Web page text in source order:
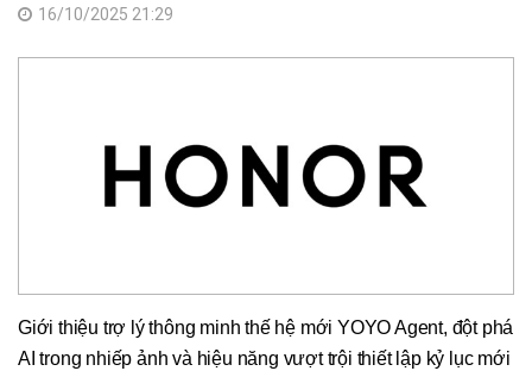
16/10/2025 21:29
Giới thiệu trợ lý thông minh thế hệ mới YOYO Agent, đột phá
AI trong nhiếp ảnh và hiệu năng vượt trội thiết lập kỷ lục mới